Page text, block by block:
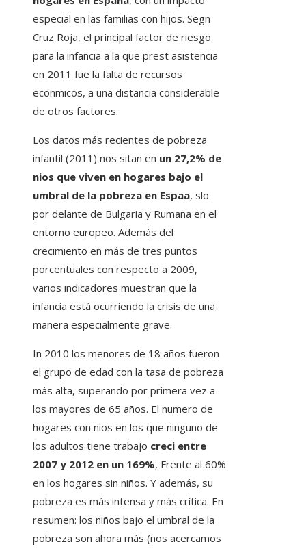
especial en las familias con hijos. Segn
Cruz Roja, el principal factor de riesgo
para la infancia a la que prest asistencia
en 2011 fue la falta de recursos
econmicos, a una distancia considerable
de otros factores.
Los datos más recientes de pobreza
infantil (2011) nos sitan en un 27,2% de
nios que viven en hogares bajo el
umbral de la pobreza en Espaa, slo
por delante de Bulgaria y Rumana en el
entorno europeo. Además del
crecimiento en más de tres puntos
porcentuales con respecto a 2009,
varios indicadores muestran que la
infancia está ocurriendo la crisis de una
manera especialmente grave.
In 2010 los menores de 18 años fueron
el grupo de edad con la tasa de pobreza
más alta, superando por primera vez a
los mayores de 65 años. El numero de
hogares con nios en los que ninguno de
los adultos tiene trabajo creci entre
2007 y 2012 en un 169%, Frente al 60%
en los hogares sin niños. Y además, su
pobreza es más intensa y más crítica. En
resumen: los niños bajo el umbral de la
pobreza son ahora más (nos acercamos